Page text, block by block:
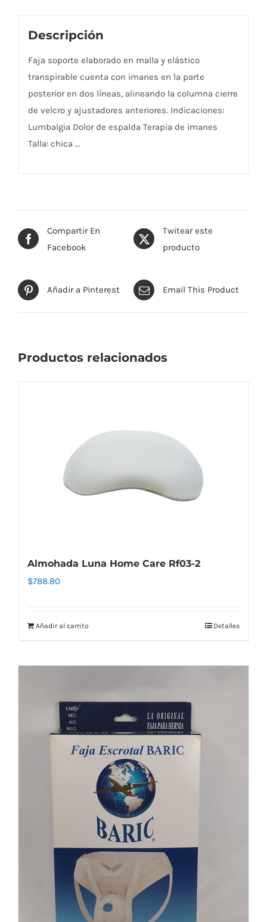
Descripción
Faja soporte elaborado en malla y elástico
transpirable cuenta con imanes en la parte
posterior en dos líneas, alineando la columna cierre
de velcro y ajustadores anteriores. Indicaciones:
Lumbalgia Dolor de espalda Terapia de imanes
Talla: chica …
Compartir En
Facebook
Twitear este
producto
Añadir a Pinterest Email This Product
Productos relacionados
Almohada Luna Home Care Rf03-2
$788.80
Añadir al carrito Detalles